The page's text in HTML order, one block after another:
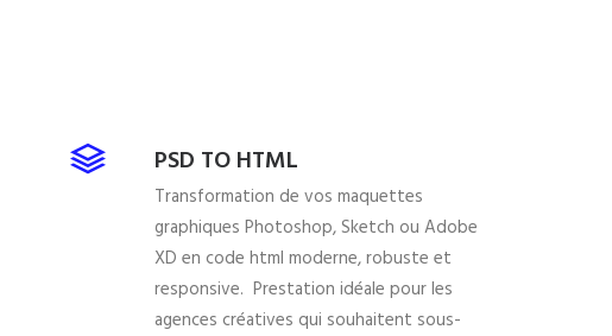
PSD TO HTML
Transformation de vos maquettes
graphiques Photoshop, Sketch ou Adobe
XD en code html moderne, robuste et
responsive. Prestation idéale pour les
agences créatives qui souhaitent sous-